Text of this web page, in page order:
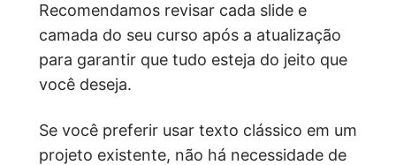
Recomendamos revisar cada slide e
camada do seu curso após a atualização
para garantir que tudo esteja do jeito que
você deseja.
Se você preferir usar texto clássico em um
projeto existente, não há necessidade de